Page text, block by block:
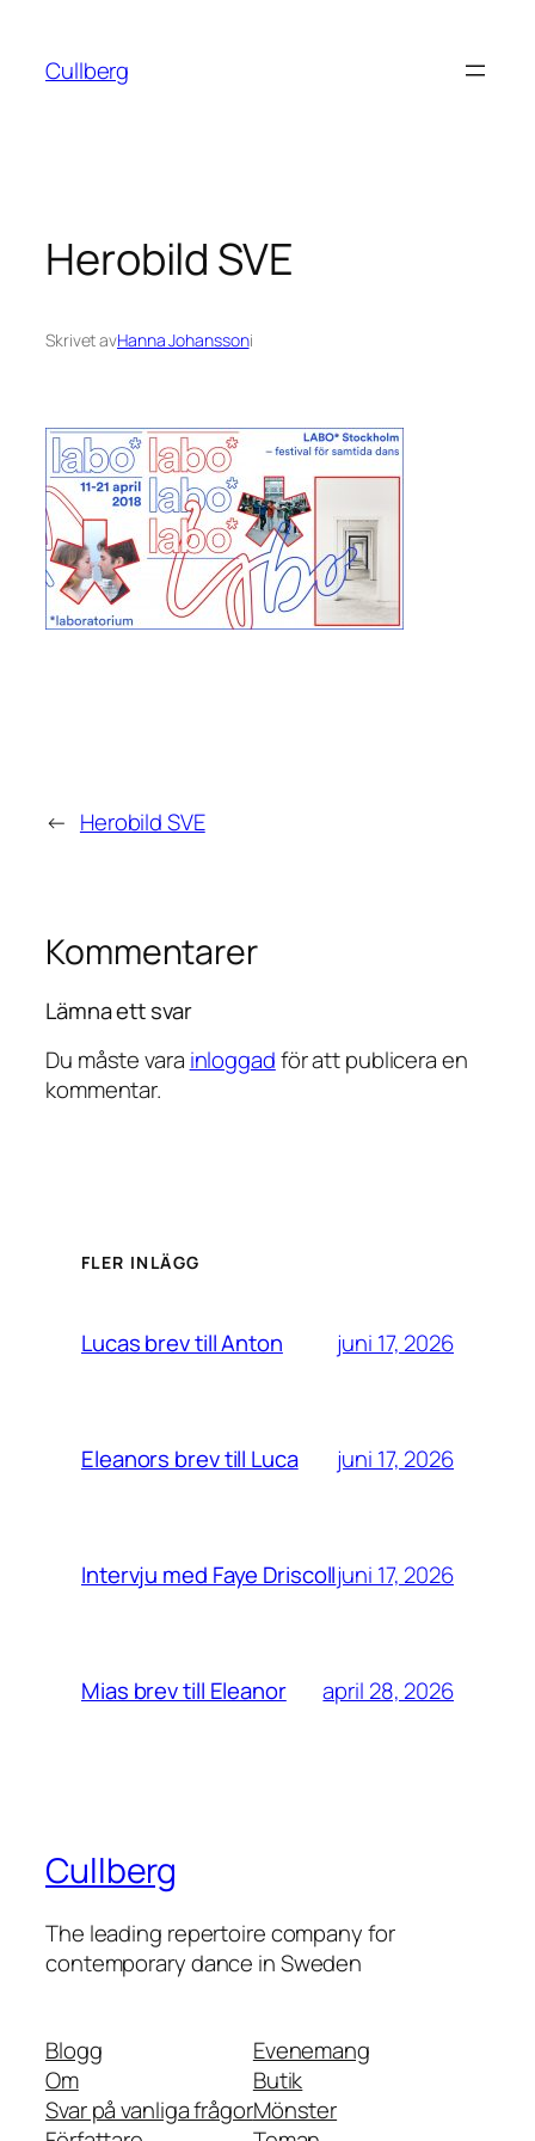
innehåll
Cullberg
Herobild SVE
Skrivet avHanna Johanssoni
← Herobild SVE
Kommentarer
Lämna ett svar
Du måste vara inloggadför att publicera en
kommentar.
FLER INLÄGG
Lucas brev till Anton juni 17, 2026
Eleanors brev till Luca juni 17, 2026
Intervju med Faye Driscolljuni 17, 2026
Mias brev till Eleanor april 28, 2026
Cullberg
The leading repertoire company for
contemporary dance in Sweden
Blogg
Om
Svar på vanliga frågor
Evenemang
Butik
Mönster